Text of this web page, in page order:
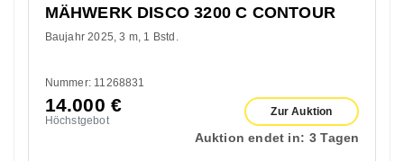
MÄHWERK DISCO 3200 C CONTOUR
Baujahr 2025 3 m 1 Bstd.
Nummer: 11268831
14.000 €
Höchstgebot
Zur Auktion
Auktion endet in: 3 Tagen